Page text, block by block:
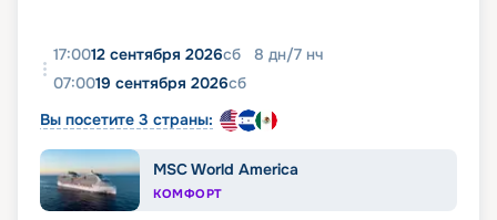
17:0012 сентября 2026сб 8 дн/7 нч
07:0019 сентября 2026сб
Вы посетите 3 страны:
MSC World America
КОМФОРТ